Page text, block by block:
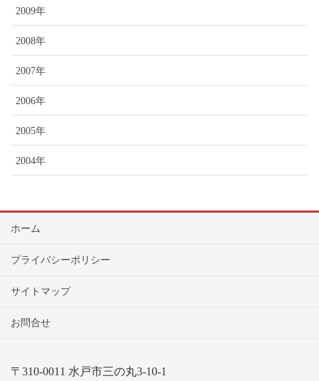
2009年
2008年
2007年
2006年
2005年
2004年
ホーム
プライバシーポリシー
サイトマップ
お問合せ
〒310-0011 水戸市三の丸3-10-1